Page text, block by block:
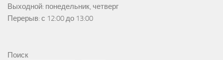
Выходной: понедельник, четверг
Перерыв: с 12:00 до 13:00
Поиск